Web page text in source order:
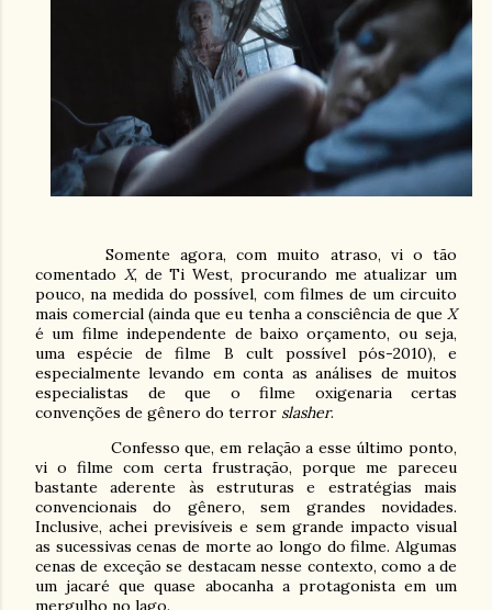
Somente agora, com muito atraso, vi o tão
comentado X, de Ti West, procurando me atualizar um
pouco, na medida do possível, com filmes de um circuito
mais comercial (ainda que eu tenha a consciência de que X
é um filme independente de baixo orçamento, ou seja,
uma espécie de filme B cult possível pós-2010), e
especialmente levando em conta as análises de muitos
especialistas de que o filme oxigenaria certas
convenções de gênero do terror slasher.
Confesso que, em relação a esse último ponto,
vi o filme com certa frustração, porque me pareceu
bastante aderente às estruturas e estratégias mais
convencionais do gênero, sem grandes novidades.
Inclusive, achei previsíveis e sem grande impacto visual
as sucessivas cenas de morte ao longo do filme. Algumas
cenas de exceção se destacam nesse contexto, como a de
um jacaré que quase abocanha a protagonista em um
mergulho no lago.